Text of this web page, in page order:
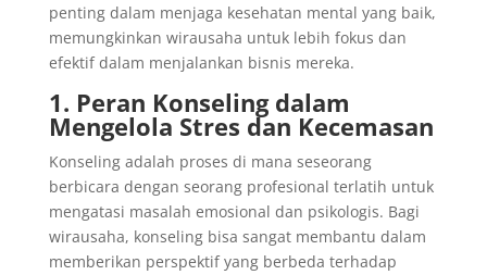
penting dalam menjaga kesehatan mental yang baik,
memungkinkan wirausaha untuk lebih fokus dan
efektif dalam menjalankan bisnis mereka.
1. Peran Konseling dalam
Mengelola Stres dan Kecemasan
Konseling adalah proses di mana seseorang
berbicara dengan seorang profesional terlatih untuk
mengatasi masalah emosional dan psikologis. Bagi
wirausaha, konseling bisa sangat membantu dalam
memberikan perspektif yang berbeda terhadap